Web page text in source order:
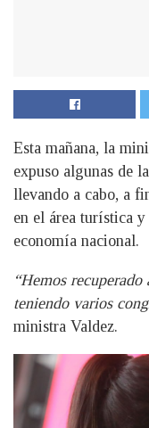
Esta mañana, la
expuso algunas de
llevando a cabo, a
en el área turística
economía nacional.
“Hemos
teniendo varios
ministra Valdez.